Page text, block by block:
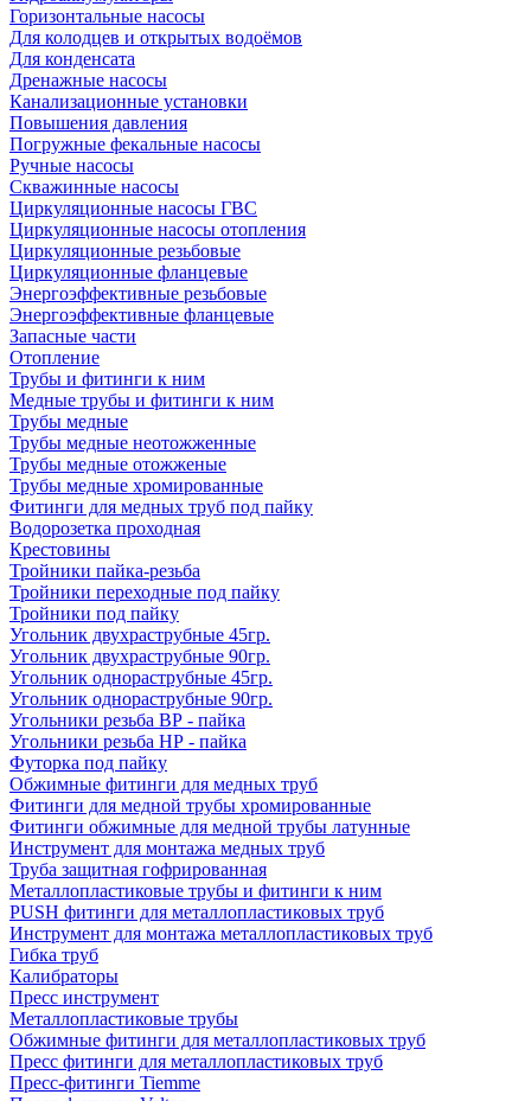
Горизонтальные насосы
Для колодцев и открытых водоёмов
Для конденсата
Дренажные насосы
Канализационные установки
Повышения давления
Погружные фекальные насосы
Ручные насосы
Скважинные насосы
Циркуляционные насосы ГВС
Циркуляционные насосы отопления
Циркуляционные резьбовые
Циркуляционные фланцевые
Энергоэффективные резьбовые
Энергоэффективные фланцевые
Запасные части
Отопление
Трубы и фитинги к ним
Медные трубы и фитинги к ним
Трубы медные
Трубы медные неотожженные
Трубы медные отожженые
Трубы медные хромированные
Фитинги для медных труб под пайку
Водорозетка проходная
Крестовины
Тройники пайка-резьба
Тройники переходные под пайку
Тройники под пайку
Угольник двухраструбные 45гр.
Угольник двухраструбные 90гр.
Угольник однораструбные 45гр.
Угольник однораструбные 90гр.
Угольники резьба ВР - пайка
Угольники резьба НР - пайка
Футорка под пайку
Обжимные фитинги для медных труб
Фитинги для медной трубы хромированные
Фитинги обжимные для медной трубы латунные
Инструмент для монтажа медных труб
Труба защитная гофрированная
Металлопластиковые трубы и фитинги к ним
PUSH фитинги для металлопластиковых труб
Инструмент для монтажа металлопластиковых труб
Гибка труб
Калибраторы
Пресс инструмент
Металлопластиковые трубы
Обжимные фитинги для металлопластиковых труб
Пресс фитинги для металлопластиковых труб
Пресс-фитинги Tiemme